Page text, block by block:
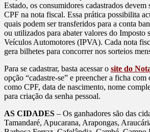
Estado, os consumidores cadastrados
CPF na nota fiscal. Essa prática possibilita
quais podem ser transferidos para a conta
ou utilizados para abater valores do Imposto
Veículos Automotores (IPVA). Cada nota
gera bilhetes para concorrer nos sorteios
Para se cadastrar, basta acessar o site do
opção “cadastre-se” e preencher a ficha com
como CPF, data de nascimento, nome
para criação da senha pessoal.
AS CIDADES – Os ganhadores são das
Tamandaré, Apucarana, Arapongas,